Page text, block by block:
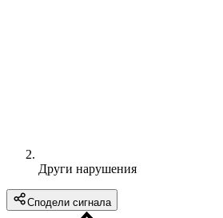
Други нарушения
Сподели сигнала